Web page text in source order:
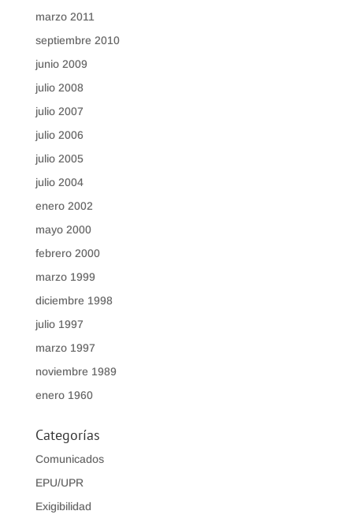
marzo 2011
septiembre 2010
junio 2009
julio 2008
julio 2007
julio 2006
julio 2005
julio 2004
enero 2002
mayo 2000
febrero 2000
marzo 1999
diciembre 1998
julio 1997
marzo 1997
noviembre 1989
enero 1960
Categorías
Comunicados
EPU/UPR
Exigibilidad